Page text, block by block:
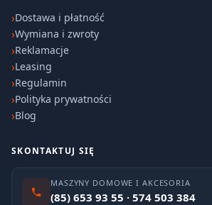
Dostawa i płatność
Wymiana i zwroty
Reklamacje
Leasing
Regulamin
Polityka prywatności
Blog
SKONTAKTUJ SIĘ
MASZYNY DOMOWE I AKCESORIA
(85) 653 93 55 · 574 503 384